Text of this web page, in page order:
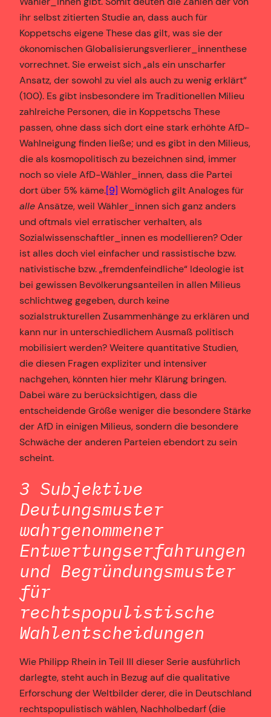
ihr selbst zitierten Studie an, dass auch für
Koppetschs eigene These das gilt, was sie der
ökonomischen Globalisierungsverlierer_innenthese
vorrechnet. Sie erweist sich „als ein unscharfer
Ansatz, der sowohl zu viel als auch zu wenig erklärt“
(100). Es gibt insbesondere im Traditionellen Milieu
zahlreiche Personen, die in Koppetschs These
passen, ohne dass sich dort eine stark erhöhte AfD-
Wahlneigung finden ließe; und es gibt in den Milieus,
die als kosmopolitisch zu bezeichnen sind, immer
noch so viele AfD-Wähler_innen, dass die Partei
dort über 5% käme.[9] Womöglich gilt Analoges für
alleAnsätze, weil Wähler_innen sich ganz anders
und oftmals viel erratischer verhalten, als
Sozialwissenschaftler_innen es modellieren? Oder
ist alles doch viel einfacher und rassistische bzw.
nativistische bzw. „fremdenfeindliche“ Ideologie ist
bei gewissen Bevölkerungsanteilen in allen Milieus
schlichtweg gegeben, durch keine
sozialstrukturellen Zusammenhänge zu erklären und
kann nur in unterschiedlichem Ausmaß politisch
mobilisiert werden? Weitere quantitative Studien,
die diesen Fragen expliziter und intensiver
nachgehen, könnten hier mehr Klärung bringen.
Dabei wäre zu berücksichtigen, dass die
entscheidende Größe weniger die besondere Stärke
der AfD in einigen Milieus, sondern die besondere
Schwäche der anderen Parteien ebendort zu sein
scheint.
3 Subjektive
Deutungsmuster
wahrgenommener
Entwertungserfahrungen
und Begründungsmuster
für
rechtspopulistische
Wahlentscheidungen
Wie Philipp Rhein in Teil III dieser Serie ausführlich
darlegte, steht auch in Bezug auf die qualitative
Erforschung der Weltbilder derer, die in Deutschland
rechtspopulistisch wählen, Nachholbedarf (die